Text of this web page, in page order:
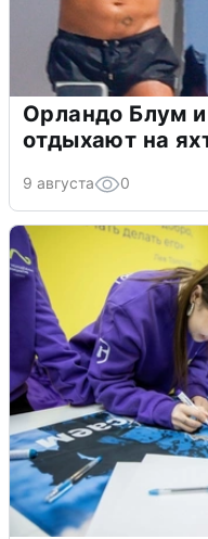
Орландо Блум
отдыхают на
9 августа 0